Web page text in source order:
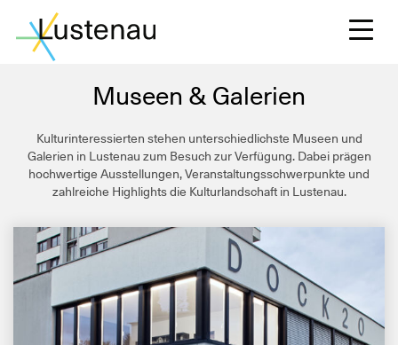
Museen & Galerien
Kulturinteressierten stehen unterschiedlichste Museen und
Galerien in Lustenau zum Besuch zur Verfügung. Dabei prägen
hochwertige Ausstellungen, Veranstaltungsschwerpunkte und
zahlreiche Highlights die Kulturlandschaft in Lustenau.